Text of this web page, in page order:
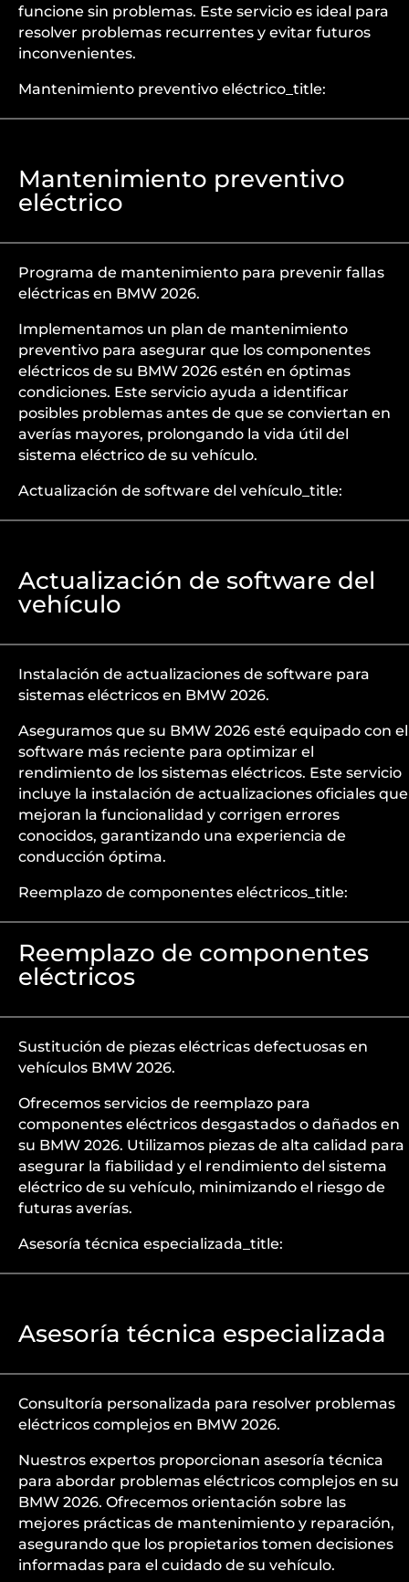
funcione sin problemas. Este servicio es ideal para
resolver problemas recurrentes y evitar futuros
inconvenientes.
Mantenimiento preventivo eléctrico_title:
Mantenimiento preventivo
eléctrico
Programa de mantenimiento para prevenir fallas
eléctricas en BMW 2026.
Implementamos un plan de mantenimiento
preventivo para asegurar que los componentes
eléctricos de su BMW 2026 estén en óptimas
condiciones. Este servicio ayuda a identificar
posibles problemas antes de que se conviertan en
averías mayores, prolongando la vida útil del
sistema eléctrico de su vehículo.
Actualización de software del vehículo_title:
Actualización de software del
vehículo
Instalación de actualizaciones de software para
sistemas eléctricos en BMW 2026.
Aseguramos que su BMW 2026 esté equipado con el
software más reciente para optimizar el
rendimiento de los sistemas eléctricos. Este servicio
incluye la instalación de actualizaciones oficiales que
mejoran la funcionalidad y corrigen errores
conocidos, garantizando una experiencia de
conducción óptima.
Reemplazo de componentes eléctricos_title:
Reemplazo de componentes
eléctricos
Sustitución de piezas eléctricas defectuosas en
vehículos BMW 2026.
Ofrecemos servicios de reemplazo para
componentes eléctricos desgastados o dañados en
su BMW 2026. Utilizamos piezas de alta calidad para
asegurar la fiabilidad y el rendimiento del sistema
eléctrico de su vehículo, minimizando el riesgo de
futuras averías.
Asesoría técnica especializada_title:
Asesoría técnica especializada
Consultoría personalizada para resolver problemas
eléctricos complejos en BMW 2026.
Nuestros expertos proporcionan asesoría técnica
para abordar problemas eléctricos complejos en su
BMW 2026. Ofrecemos orientación sobre las
mejores prácticas de mantenimiento y reparación,
asegurando que los propietarios tomen decisiones
informadas para el cuidado de su vehículo.